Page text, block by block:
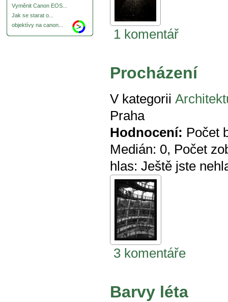
Vyměnit Canon EOS...
Jak se starat o...
objektívy na canon...
1 komentář
Procházení
V kategorii
Praha
Hodnocení: Počet
Medián: 0, Počet
hlas: Ještě jste
3 komentáře
Barvy léta